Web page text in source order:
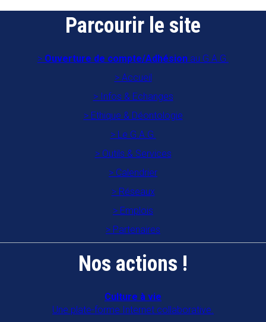
Parcourir le site
Ouverture de compte/Adhésion au G.A.G.
Accueil
Infos & Echanges
Ethique & Déontologie
Le G.A.G.
Outils & Services
Calendrier
Réseaux
Emplois
Partenaires
Nos actions !
Culture à vie
Une plate-forme Internet collaborative.